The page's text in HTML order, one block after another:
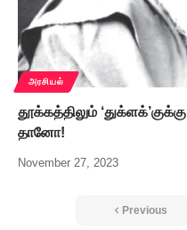
அரசியல்
தூக்கத்திலும்
தானோ!
November 27, 2023
Previous